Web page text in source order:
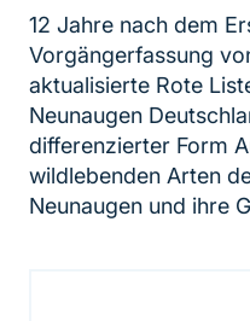
12 Jahre nach dem
Vorgängerfassung
aktualisierte Rote
Neunaugen
differenzierter Form
wildlebenden Arten
Neunaugen und ihre